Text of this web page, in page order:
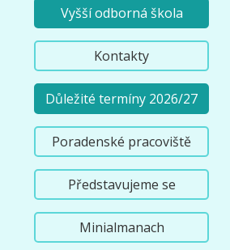
Vyšší odborná škola
Kontakty
Důležité termíny 2026/27
Poradenské pracoviště
Představujeme se
Minialmanach